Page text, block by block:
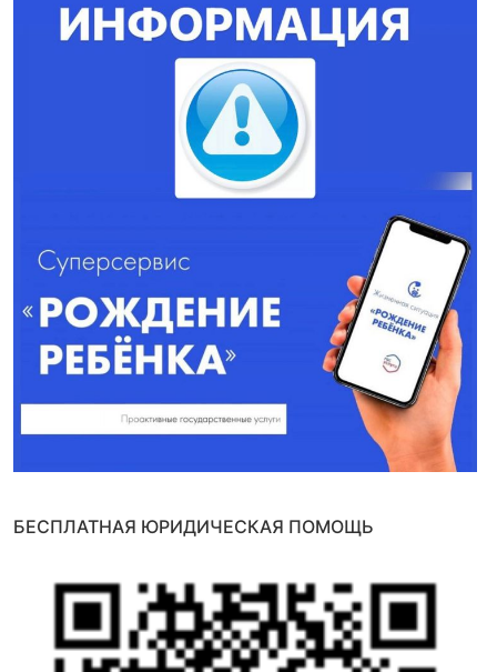
БЕСПЛАТНАЯ ЮРИДИЧЕСКАЯ ПОМОЩЬ